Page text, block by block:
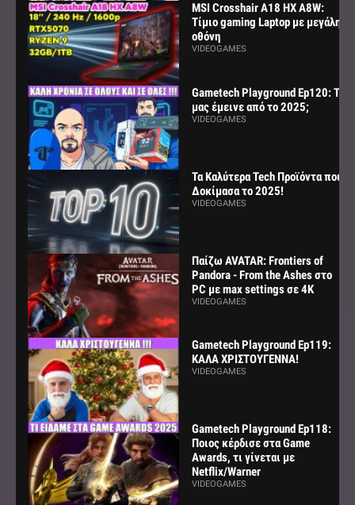
MSI Crosshair A18 HX A8W:
Τίμιο gaming Laptop με μεγάλη
οθόνη
VIDEOGAMES
Gametech Playground Ep120: Τι
μας έμεινε από το 2025;
VIDEOGAMES
Τα Καλύτερα Tech Προϊόντα που
Δοκίμασα το 2025!
VIDEOGAMES
Παίζω AVATAR: Frontiers of
Pandora - From the Ashes στο
PC με max settings σε 4K
VIDEOGAMES
Gametech Playground Ep119:
ΚΑΛΑ ΧΡΙΣΤΟΥΓΕΝΝΑ!
VIDEOGAMES
Gametech Playground Ep118:
Ποιος κέρδισε στα Game
Awards, τι γίνεται με
Netflix/Warner
VIDEOGAMES